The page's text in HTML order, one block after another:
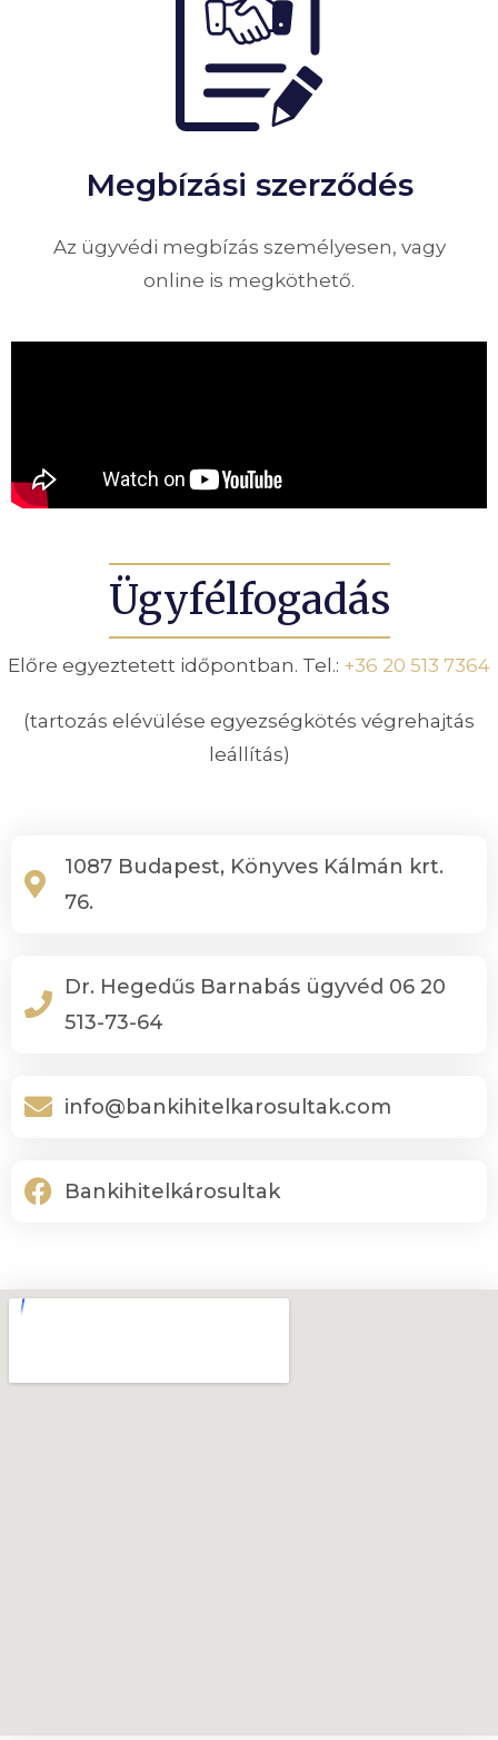
Megbízási szerződés
Az ügyvédi megbízás személyesen, vagy
online is megköthető.
Ügyfélfogadás
Előre egyeztetett időpontban. Tel.: +36 20 513 7364
(tartozás elévülése egyezségkötés végrehajtás
leállítás)
1087 Budapest, Könyves Kálmán krt.
76.
Dr. Hegedűs Barnabás ügyvéd 06 20
513-73-64
info@bankihitelkarosultak.com
Bankihitelkárosultak